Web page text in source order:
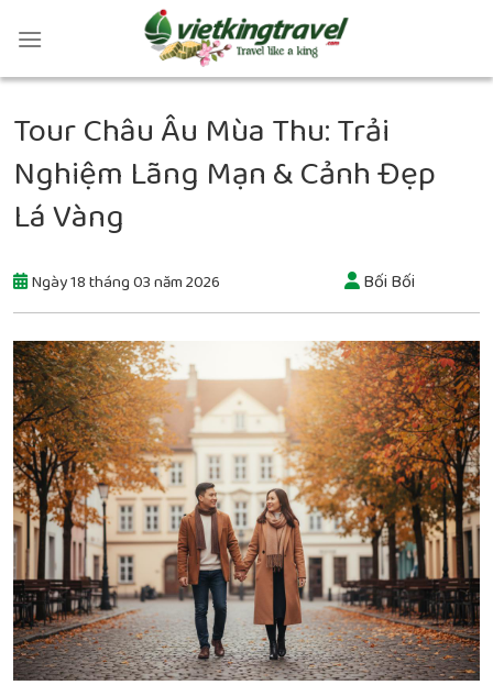
Tour Châu Âu Mùa Thu: Trải
Nghiệm Lãng Mạn & Cảnh Đẹp
Lá Vàng
Ngày 18 tháng 03 năm 2026 Bối Bối